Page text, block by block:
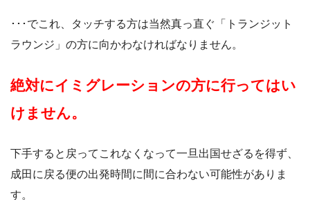
･･･でこれ、タッチする方は当然真っ直ぐ「トランジット
ラウンジ」の方に向かわなければなりません。
絶対にイミグレーションの方に行ってはい
けません。
下手すると戻ってこれなくなって一旦出国せざるを得ず、
成田に戻る便の出発時間に間に合わない可能性がありま
す。